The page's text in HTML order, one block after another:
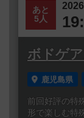
あと
5人
2026
ボドゲ
鹿児島県
前回好評の特
形で楽しむ特